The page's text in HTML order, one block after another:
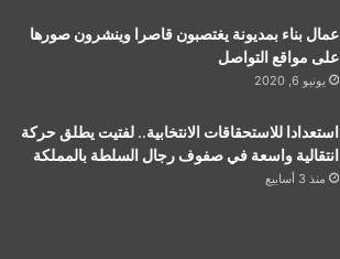
عمال بناء بمديونة يغتصبون قاصرا وينشرون صورها
على مواقع التواصل
يونيو 6, 2020
استعدادا للاستحقاقات الانتخابية.. لفتيت يطلق حركة
انتقالية واسعة في صفوف رجال السلطة بالمملكة
منذ 3 أسابيع